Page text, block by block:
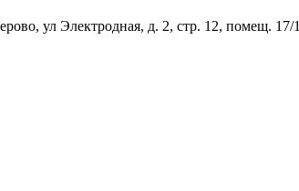
ул Электродная, д. 2, стр. 12, помещ. 17/1